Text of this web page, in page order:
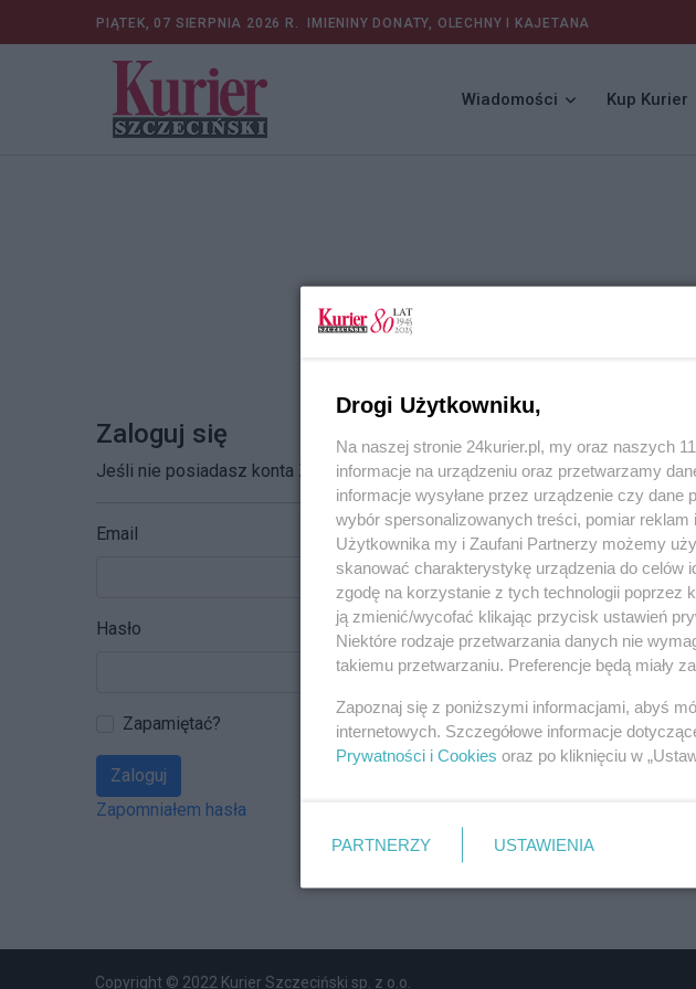
PIĄTEK, 07 SIERPNIA 2026 R. IMIENINY DONATY, OLECHNY I KAJETANA
Wiadomości Kup Kurier
Zaloguj się
Jeśli nie posiadasz konta Zarejestruj się
Email
Hasło
Zapamiętać?
Zaloguj
Zapomniałem hasła
Copyright © 2022 Kurier Szczeciński sp. z o.o.
Drogi Użytkowniku,
Na naszej stronie 24kurier.pl, my oraz naszych
informacje na urządzeniu oraz przetwarzamy
informacje wysyłane przez urządzenie czy
wybór spersonalizowanych treści, pomiar reklam
Użytkownika my i Zaufani Partnerzy możemy
skanować charakterystykę urządzenia do celów
zgodę na korzystanie z tych technologii poprzez
ją zmienić/wycofać klikając przycisk ustawień
Niektóre rodzaje przetwarzania danych nie
takiemu przetwarzaniu. Preferencje będą miały
Zapoznaj się z poniższymi informacjami, abyś
internetowych. Szczegółowe informacje
Prywatności i Cookies oraz po kliknięciu w
PARTNERZY USTAWIENIA